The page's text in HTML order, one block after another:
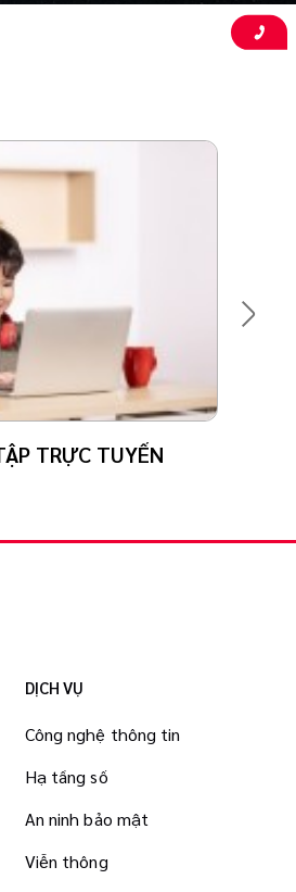
TRỰC TUYẾN
DỊCH VỤ
Công nghệ thông tin
Hạ tầng số
An ninh bảo mật
Viễn thông